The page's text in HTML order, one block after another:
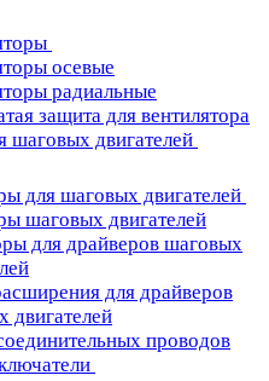
осевые
радиальные
защита для вентилятора
шаговых двигателей
для шаговых двигателей
шаговых двигателей
для драйверов шаговых
для драйверов
двигателей
проводов